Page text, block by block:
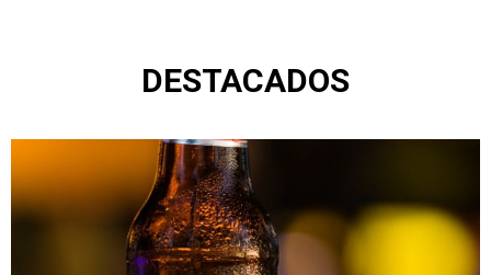
DESTACADOS